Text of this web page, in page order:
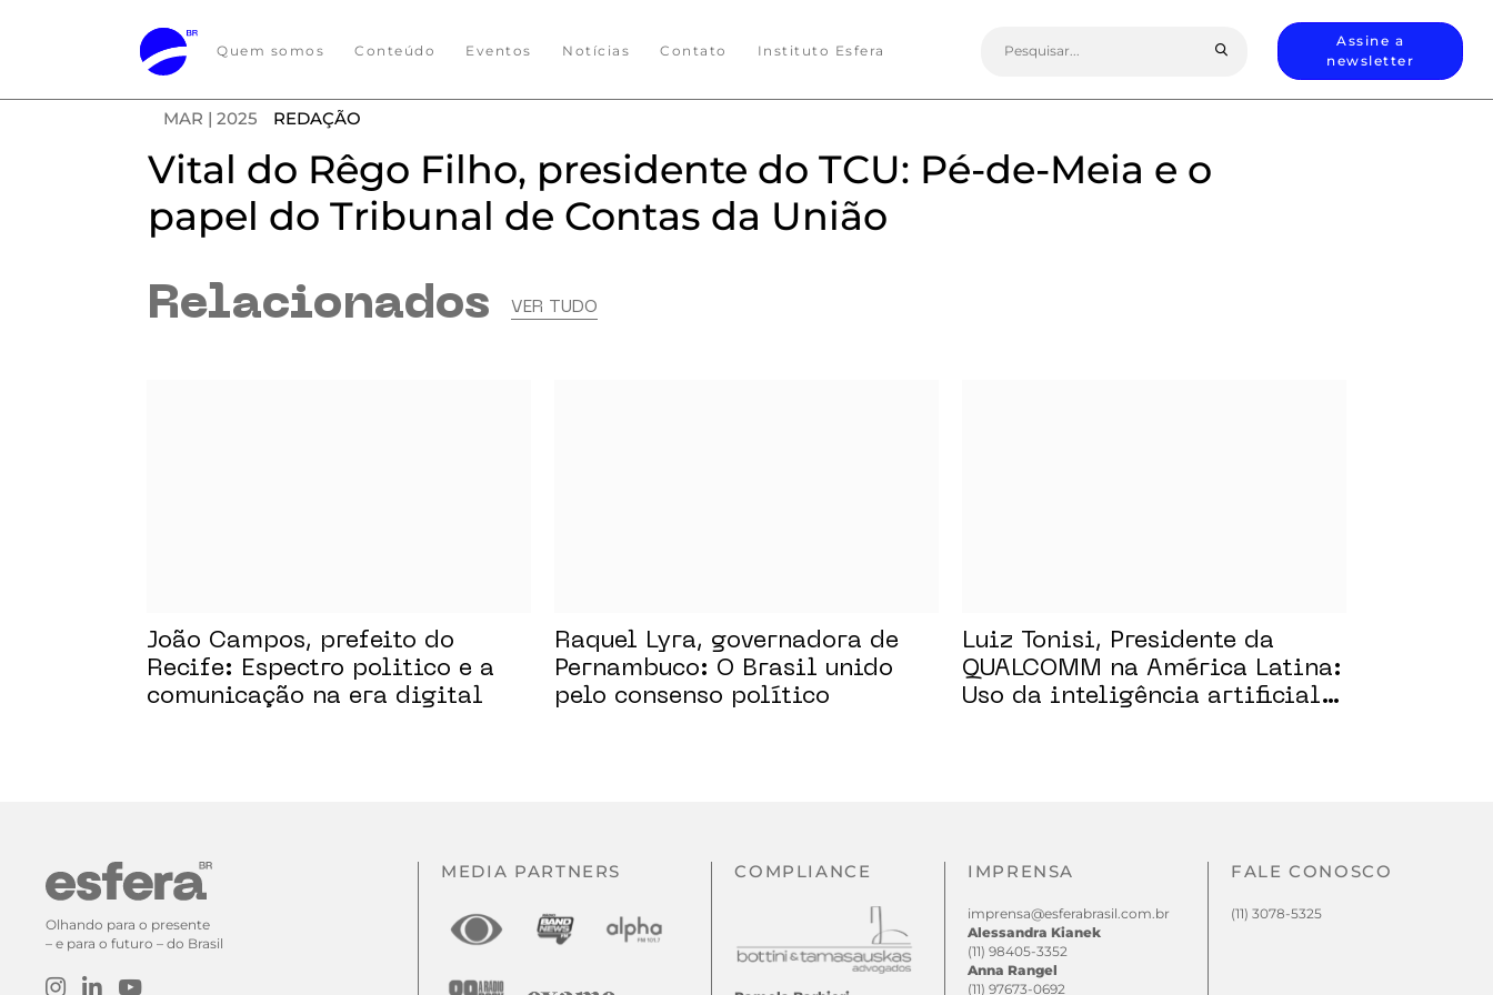
Quem somos Conteúdo Eventos Notícias Contato Instituto Esfera
for:
Assine a
newsletter
MAR | 2025 REDAÇÃO
Vital do Rêgo Filho, presidente do TCU: Pé-de-Meia e o
papel do Tribunal de Contas da União
Relacionados VER TUDO
João Campos, prefeito do
Recife: Espectro politico e a
comunicação na era digital
Raquel Lyra, governadora de
Pernambuco: O Brasil unido
pelo consenso político
Luiz Tonisi, Presidente da
QUALCOMM na América Latina:
Uso da inteligência artificial
Olhando para o presente
– e para o futuro – do Brasil
MEDIA PARTNERS COMPLIANCE IMPRENSA
imprensa@esferabrasil.com.br
Alessandra Kianek
(11) 98405-3352
Anna Rangel
(11) 97673-0692
FALE CONOSCO
(11) 3078-5325